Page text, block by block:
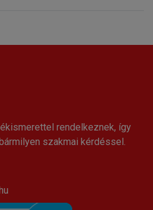
rendelkeznek, így
szakmai kérdéssel.